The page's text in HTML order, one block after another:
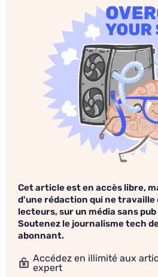
Cet article est en accès libre,
d'une rédaction qui ne travaille
lecteurs, sur un média sans
Soutenez le journalisme tech
abonnant.
Accédez en illimité aux
expert